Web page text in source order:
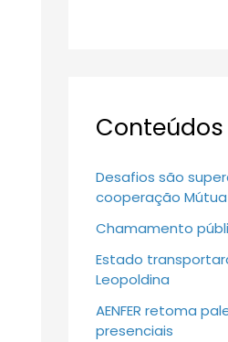
Desafios são
cooperação Mútua
Chamamento
Estado
Leopoldina
AENFER retoma
presenciais